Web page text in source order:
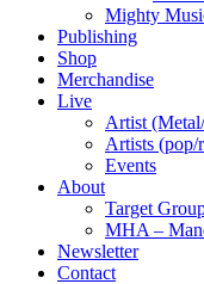
Mighty
Publishing
Shop
Merchandise
Live
Artist
Artists (pop/
Events
About
Target
MHA –
Newsletter
Contact